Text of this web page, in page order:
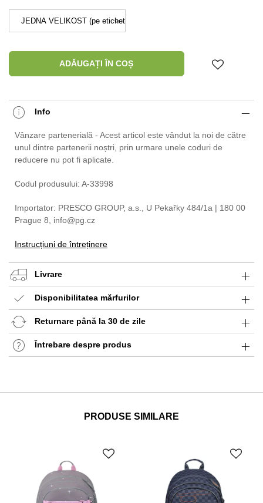
ADĂUGAȚI ÎN COȘ
Info
Vânzare partenerială - Acest articol este vândut la noi de către
unul dintre partenerii noștri, prin urmare unele coduri de
reducere nu pot fi aplicate.
Codul produsului: A-33998
Importator: PRESCO GROUP, a.s., U Pekařky 484/1a | 180 00
Prague 8, info@pg.cz
Instrucțiuni de întreținere
Livrare
Disponibilitatea mărfurilor
Returnare până la 30 de zile
Întrebare despre produs
PRODUSE SIMILARE